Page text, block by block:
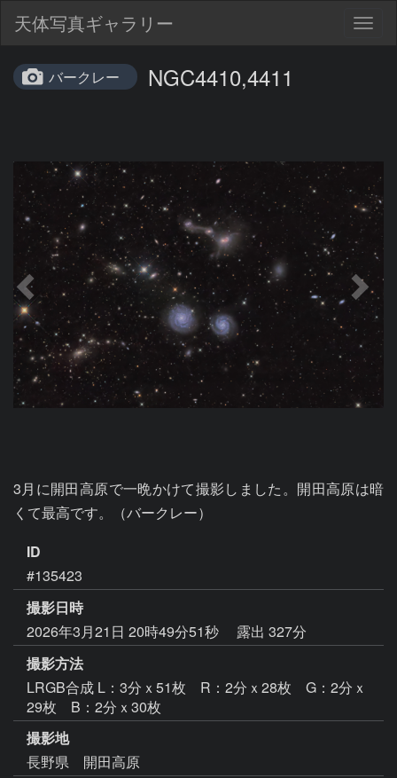
天体写真ギャラリー
バークレー NGC4410,4411
3月に開田高原で一晩かけて撮影しました。開田高原は暗
くて最高です。（バークレー）
ID
#135423
撮影日時
2026年3月21日 20時49分51秒
露出 327分
撮影方法
LRGB合成 L：3分ｘ51枚 R：2分ｘ28枚 G：2分ｘ
29枚 B：2分ｘ30枚
撮影地
長野県 開田高原